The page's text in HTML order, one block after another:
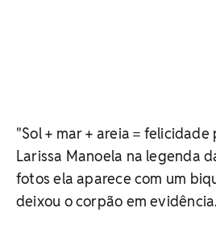
"Sol + mar + areia = felicidade
Larissa Manoela na legenda
fotos ela aparece com um
deixou o corpão em evidência.